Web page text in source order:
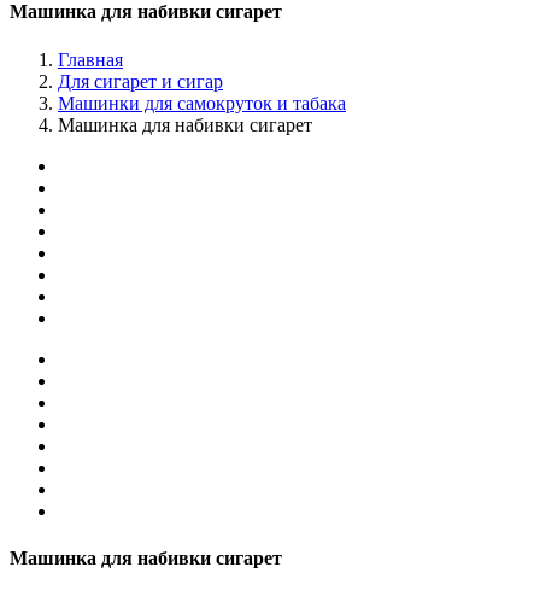
Машинка для набивки сигарет
Главная
Для сигарет и сигар
Машинки для самокруток и табака
Машинка для набивки сигарет
Машинка для набивки сигарет